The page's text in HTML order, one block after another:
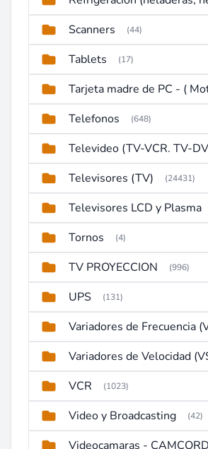
Scanners (44)
Tablets (17)
Telefonos (648)
Televisores (TV) (24431)
Televisores LCD y Plasma
Tornos (4)
TV PROYECCION (996)
UPS (131)
Variadores de Frecuencia
Variadores de Velocidad
VCR (1023)
Video y Broadcasting (42)
Videocamaras -